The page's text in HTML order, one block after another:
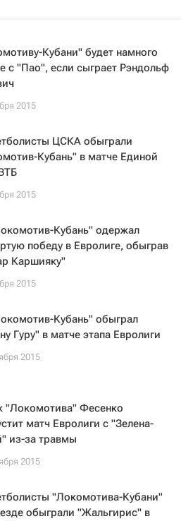
Кубани" будет намного
с "Пао", если сыграет Рэндольф
2015
ЦСКА обыграли
Кубань" в матче Единой
2015
Кубань" одержал
победу в Евролиге, обыграв
Каршияку"
2015
Кубань" обыграл
Гуру" в матче этапа Евролиги
2015
"Локомотива" Фесенко
матч Евролиги с "Зелена-
из-за травмы
2015
"Локомотива-Кубани"
обыграли "Жальгирис" в